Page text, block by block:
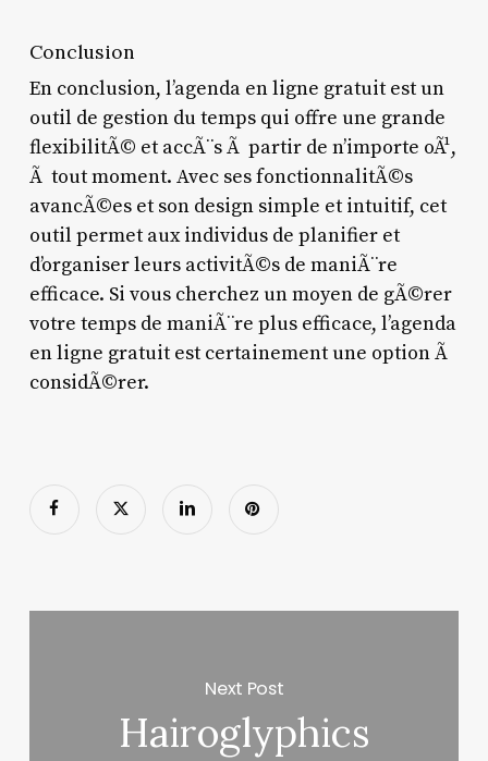
Conclusion
En conclusion, l’agenda en ligne gratuit est un
outil de gestion du temps qui offre une grande
flexibilitÃ© et accÃ¨s Ã partir de n’importe oÃ¹,
Ã tout moment. Avec ses fonctionnalitÃ©s
avancÃ©es et son design simple et intuitif, cet
outil permet aux individus de planifier et
d’organiser leurs activitÃ©s de maniÃ¨re
efficace. Si vous cherchez un moyen de gÃ©rer
votre temps de maniÃ¨re plus efficace, l’agenda
en ligne gratuit est certainement une option Ã
considÃ©rer.
Next Post
Hairoglyphics